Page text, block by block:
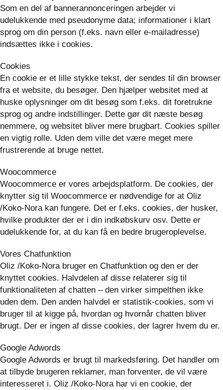
Som en del af bannerannonceringen arbejder vi
udelukkende med pseudonyme data; informationer i klart
sprog om din person (f.eks. navn eller e-mailadresse)
indsættes ikke i cookies.
Cookies
En cookie er et lille stykke tekst, der sendes til din browser
fra et website, du besøger. Den hjælper websitet med at
huske oplysninger om dit besøg som f.eks. dit foretrukne
sprog og andre indstillinger. Dette gør dit næste besøg
nemmere, og websitet bliver mere brugbart. Cookies spiller
en vigtig rolle. Uden dem ville det være meget mere
frustrerende at bruge nettet.
Woocommerce
Woocommerce er vores arbejdsplatform. De cookies, der
knytter sig til Woocommerce er nødvendige for at Oliz
/Koko-Nora kan fungere. Det er f.eks. cookies, der husker,
hvilke produkter der er i din indkøbskurv osv. Dette er
udelukkende for, at du kan få en bedre brugeroplevelse.
Vores Chatfunktion
Oliz /Koko-Nora bruger en Chatfunktion og den er der
knyttet cookies. Halvdelen af disse relaterer sig til
funktionaliteten af chatten – den virker simpelthen ikke
uden dem. Den anden halvdel er statistik-cookies, som vi
bruger til at kigge på, hvordan og hvornår chatten bliver
brugt. Der er ingen af disse cookies, der lagrer hvem du er.
Google Adwords
Google Adwords er brugt til markedsføring. Det handler om
at tilbyde brugeren reklamer, man forventer, de vil være
interesseret i. Oliz /Koko-Nora har vi en cookie, der